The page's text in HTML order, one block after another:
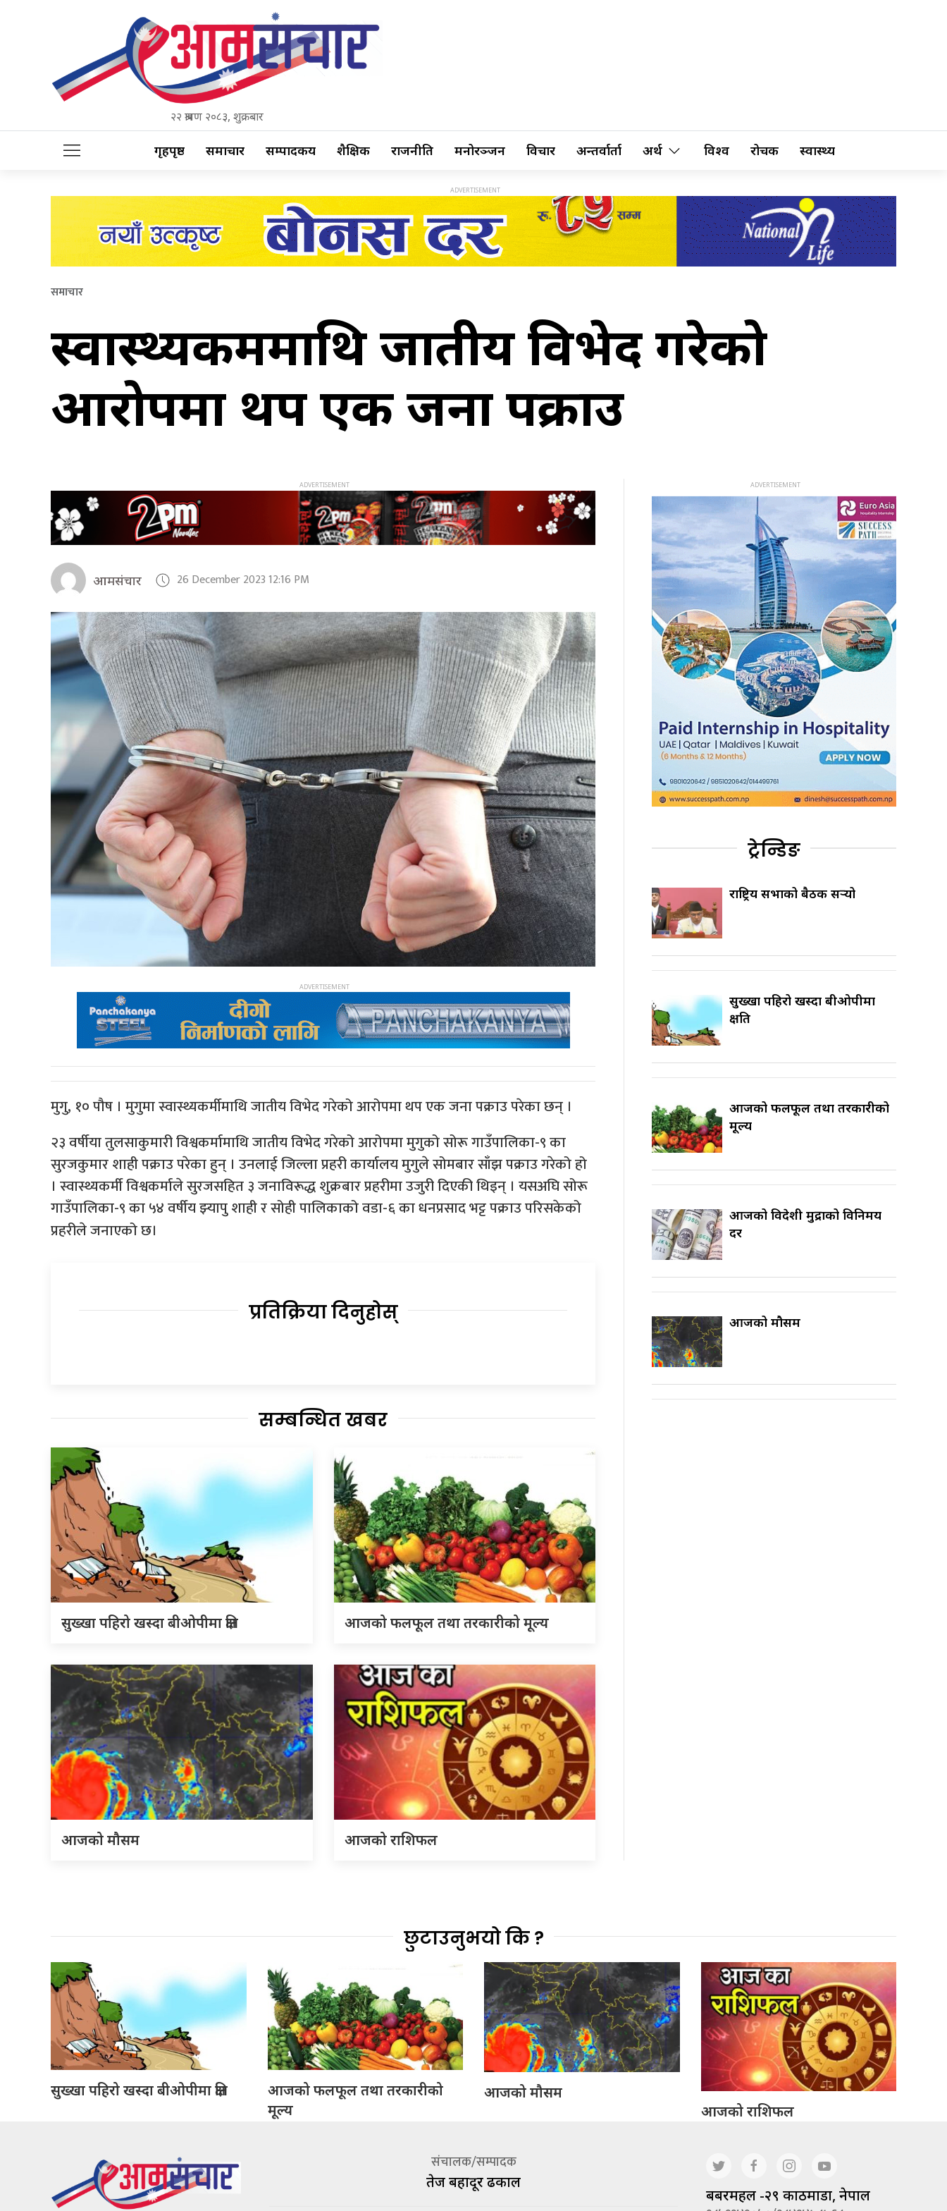
२२ श्रावण २०८३, शुक्रबार
गृहपृष्ठ समाचार सम्पादकीय शैक्षिक राजनीति मनोरञ्जन विचार अन्तर्वार्ता अर्थ विश्व रोचक स्वास्थ्य
समाचार
स्वास्थ्यकर्मीमाथि जातीय विभेद गरेको
आरोपमा थप एक जना पक्राउ
आमसंचार 26 December 2023 12:16 PM
मुगु, १० पौष । मुगुमा स्वास्थ्यकर्मीमाथि जातीय विभेद गरेको आरोपमा थप एक जना पक्राउ परेका छन् ।
२३ वर्षीया तुलसाकुमारी विश्वकर्मामाथि जातीय विभेद गरेको आरोपमा मुगुको सोरू गाउँपालिका-९ का
सुरजकुमार शाही पक्राउ परेका हुन् । उनलाई जिल्ला प्रहरी कार्यालय मुगुले सोमबार साँझ पक्राउ गरेको हो
। स्वास्थ्यकर्मी विश्वकर्माले सुरजसहित ३ जनाविरूद्ध शुक्रबार प्रहरीमा उजुरी दिएकी थिइन् । यसअघि सोरू
गाउँपालिका-९ का ५४ वर्षीय झ्‍यापु शाही र सोही पालिकाको वडा-६ का धनप्रसाद भट्ट पक्राउ परिसकेको
प्रहरीले जनाएको छ।
प्रतिक्रिया दिनुहोस्
सम्बन्धित खबर
सुख्खा पहिरो खस्दा बीओपीमा क्षति आजको फलफूल तथा तरकारीको मूल्य
आजको मौसम आजको राशिफल
ट्रेन्डिङ
राष्ट्रिय सभाको बैठक सर्‍यो
सुख्खा पहिरो खस्दा बीओपीमा
क्षति
आजको फलफूल तथा तरकारीको
मूल्य
आजको विदेशी मुद्राको विनिमय
दर
आजको मौसम
छुटाउनुभयो कि ?
सुख्खा पहिरो खस्दा बीओपीमा क्षति
आजको फलफूल तथा तरकारीको
मूल्य
आजको मौसम
आजको राशिफल
संचालक/सम्पादक
तेज बहादूर ढकाल
बबरमहल -२९ काठमाडौं, नेपाल